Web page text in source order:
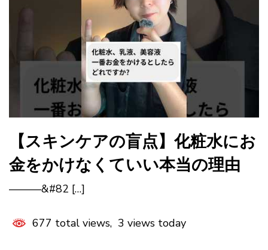
【スキンケアの盲点】化粧水にお
金をかけなくていい本当の理由
———&#82 […]
677 total views, 3 views today